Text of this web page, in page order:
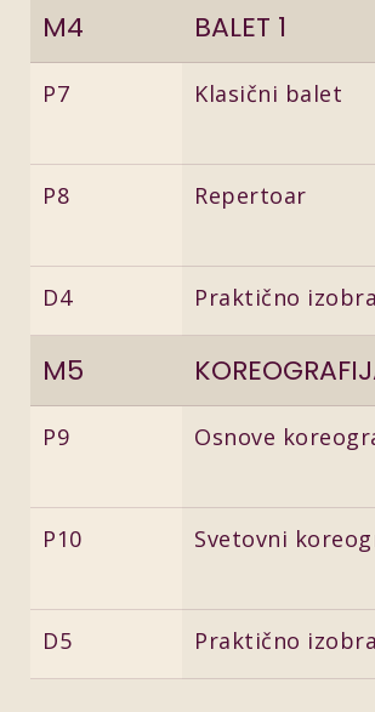
M4 BALET 1
P7 Klasični balet
P8 Repertoar
D4 Praktično
M5
P9 Osnove
P10 Svetovni
D5 Praktično